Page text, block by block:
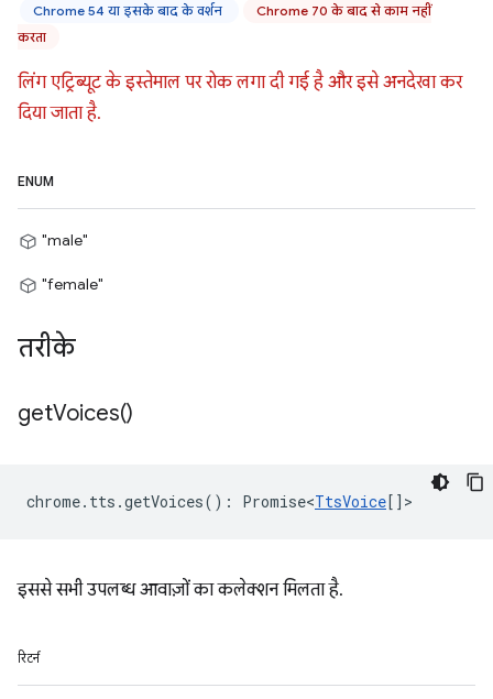
Chrome 54 या इसके बाद के वर्शन
Chrome 70 के बाद से काम नहीं
करता
लिंग एट्रिब्यूट के इस्तेमाल पर रोक लगा दी गई है और इसे अनदेखा कर
दिया जाता है.
ENUM
"male"
"female"
तरीके
getVoices()
chrome. tts .getVoices() : Promise<TtsVoice[] >
इससे सभी उपलब्ध आवाज़ों का कलेक्शन मिलता है.
रिटर्न